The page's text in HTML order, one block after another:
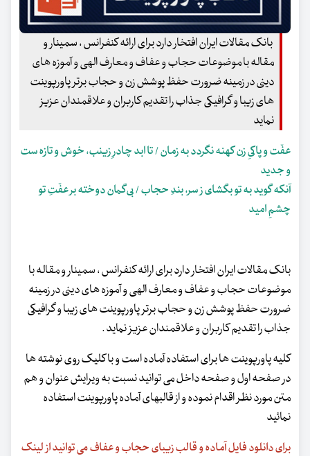
بانک مقالات ایران افتخار دارد برای ارائه کنفرانس ، سمینار و
مقاله با موضوعات حجاب و عفاف و معارف الهی و آموزه های
دینی در زمینه ضرورت حفظ پوشش زن و حجاب برتر پاورپوینت
های زیبا و گرافیکی جذاب را تقدیم کاربران و علاقمندان عزیز
نماید
عفّت و پاکیِ زن کهنه نگردد به زمان / تا ابد چادرِ زینب، خوش و تازه‌ ست
و جدید
آنکه گوید به تو بگشای ز سر، بندِ حجاب / بی‌گمان دوخته بر عفّتِ تو
چشمِ امید
بانک مقالات ایران افتخار دارد برای ارائه کنفرانس ، سمینار و مقاله با
موضوعات حجاب و عفاف و معارف الهی و آموزه های دینی در زمینه
ضرورت حفظ پوشش زن و حجاب برتر پاورپوینت های زیبا و گرافیکی
جذاب را تقدیم کاربران و علاقمندان عزیز نماید .
کلیه پاورپوینت ها برای استفاده آماده است و با کلیک روی نوشته ها
در صفحه اول و صفحه داخل می توانید نسبت به ویرایش عنوان و هم
متن مورد نظر اقدام نموده و از قالبهای آماده پاورپوینت استفاده
نمائید
برای دانلود فایل آماده و قالب زیبای حجاب و عفاف می توانید از لینک